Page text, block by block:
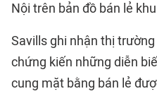
Nội trên bản đồ bán lẻ
Savills ghi nhận thị
chứng kiến những diễn
cung mặt bằng bán lẻ